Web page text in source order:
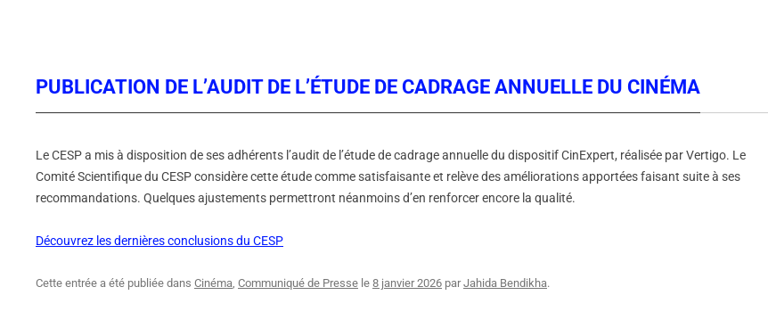
PUBLICATION DE L’AUDIT DE L’ÉTUDE DE CADRAGE ANNUELLE DU CINÉMA
Le CESP a mis à disposition de ses adhérents l’audit de l’étude de cadrage annuelle du dispositif CinExpert, réalisée par Vertigo. Le
Comité Scientifique du CESP considère cette étude comme satisfaisante et relève des améliorations apportées faisant suite à ses
recommandations. Quelques ajustements permettront néanmoins d’en renforcer encore la qualité.
Découvrez les dernières conclusions du CESP
Cette entrée a été publiée dans Cinéma, Communiqué de Presse le 8 janvier 2026 parJahida Bendikha.